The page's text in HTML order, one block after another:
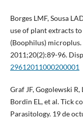
Borges LMF, Sousa
use of plant extracts
(Boophilus)
2011;20(2):89-96.
29612011000200001
Graf JF, Gogolewski
Bordin EL, et al. Tick
Parasitology. 19 de